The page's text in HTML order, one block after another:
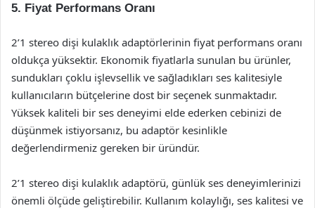
5. Fiyat Performans Oranı
2’1 stereo dişi kulaklık adaptörlerinin fiyat performans oranı
oldukça yüksektir. Ekonomik fiyatlarla sunulan bu ürünler,
sundukları çoklu işlevsellik ve sağladıkları ses kalitesiyle
kullanıcıların bütçelerine dost bir seçenek sunmaktadır.
Yüksek kaliteli bir ses deneyimi elde ederken cebinizi de
düşünmek istiyorsanız, bu adaptör kesinlikle
değerlendirmeniz gereken bir üründür.
2’1 stereo dişi kulaklık adaptörü, günlük ses deneyimlerinizi
önemli ölçüde geliştirebilir. Kullanım kolaylığı, ses kalitesi ve